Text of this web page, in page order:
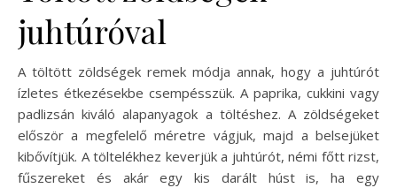
juhtúróval
A töltött zöldségek remek módja annak, hogy a juhtúrót
ízletes étkezésekbe csempésszük. A paprika, cukkini vagy
padlizsán kiváló alapanyagok a töltéshez. A zöldségeket
először a megfelelő méretre vágjuk, majd a belsejüket
kibővítjük. A töltelékhez keverjük a juhtúrót, némi főtt rizst,
fűszereket és akár egy kis darált húst is, ha egy